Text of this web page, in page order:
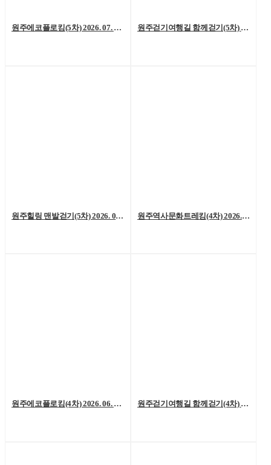
원주에코플로킹(5차) 2026. 07. 18. (토) 원주걷기여행길 함께걷기(5차) 2026. 7. 11.(토)
원주힐링 맨발걷기(5차) 2026. 07. 04. (토) 원주역사문화트레킹(4차) 2026. 06. 27.(토)
원주에코플로킹(4차) 2026. 06. 20. (토) 원주걷기여행길 함께걷기(4차) 2026. 6. 13.(토)